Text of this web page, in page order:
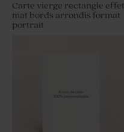
Carte vierge rectangle effet
mat bords arrondis format
portrait